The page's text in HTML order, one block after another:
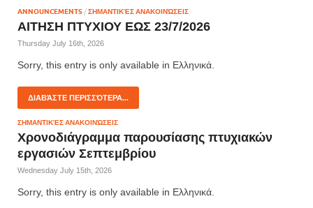
ANNOUNCEMENTS /ΣΗΜΑΝΤΙΚΈΣ ΑΝΑΚΟΙΝΏΣΕΙΣ
ΑΙΤΗΣΗ ΠΤΥΧΙΟΥ ΕΩΣ 23/7/2026
Thursday July 16th, 2026
Sorry, this entry is only available in Ελληνικά.
ΔΙΑΒΆΣΤΕ ΠΕΡΙΣΣΌΤΕΡΑ...
ΣΗΜΑΝΤΙΚΈΣ ΑΝΑΚΟΙΝΏΣΕΙΣ
Χρονοδιάγραμμα παρουσίασης πτυχιακών
εργασιών Σεπτεμβρίου
Wednesday July 15th, 2026
Sorry, this entry is only available in Ελληνικά.